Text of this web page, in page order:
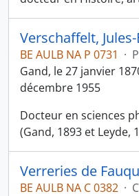
Verschaffelt,
BE AULB NA P 0731 ·
Gand, le 27 janvier
décembre 1955
Docteur en sciences
(Gand, 1893 et Leyde,
Verreries de
BE AULB NA C 0382 ·